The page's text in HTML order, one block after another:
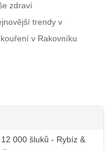
zdraví
trendy v
v Rakovníku
000 šluků - Rybíz &